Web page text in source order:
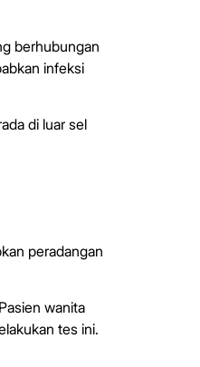
berhubungan
infeksi
di luar sel
peradangan
wanita
tes ini.